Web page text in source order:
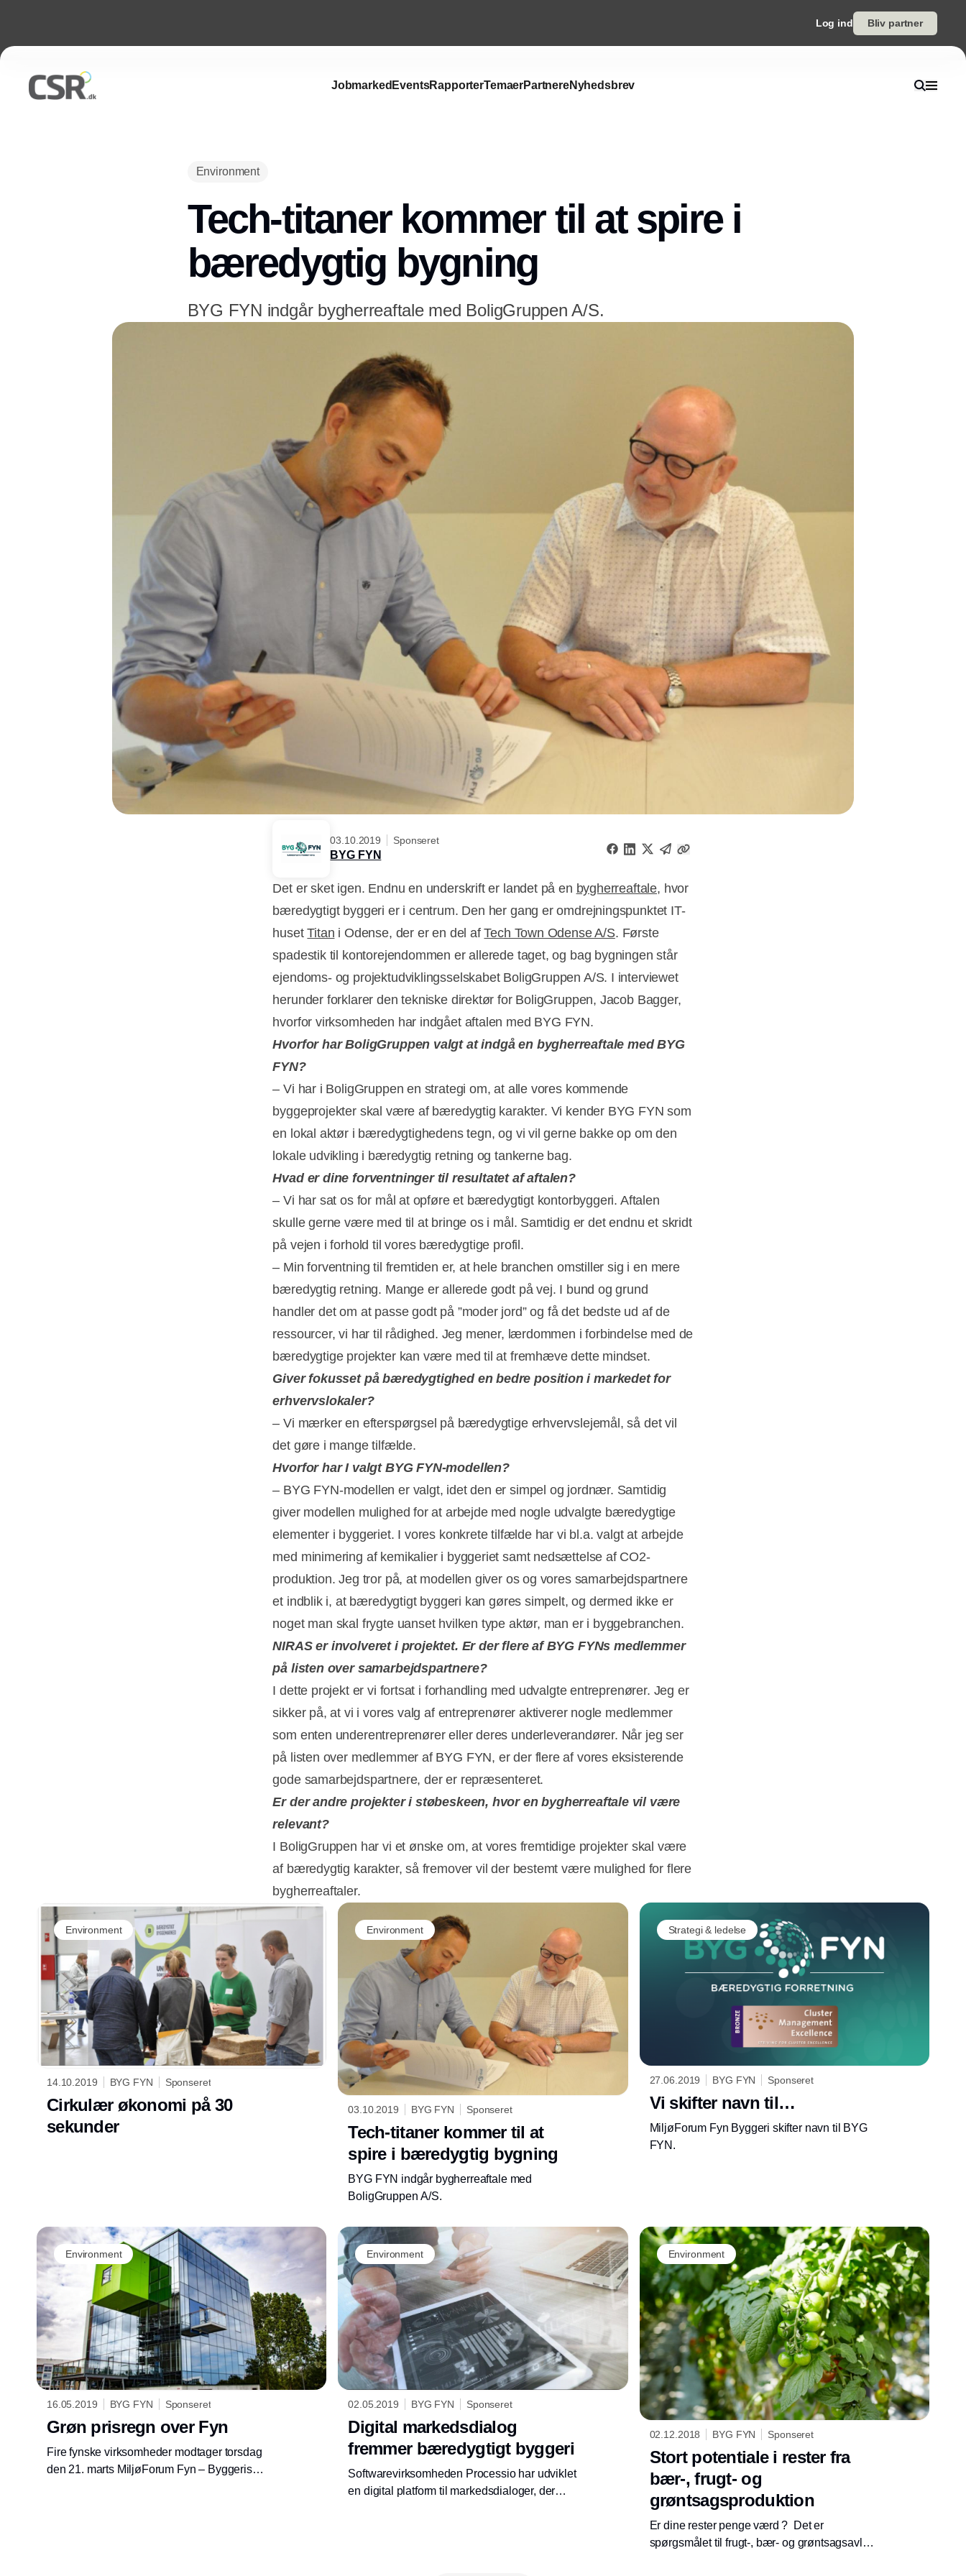
Log ind Bliv partner
Jobmarked EventsRapporterTemaerPartnereNyhedsbrev
Environment
Tech-titaner kommer til at spire i
bæredygtig bygning
BYG FYN indgår bygherreaftale med BoligGruppen A/S.
03.10.2019 Sponseret
BYG FYN
Det er sket igen. Endnu en underskrift er landet på en bygherreaftale, hvor
bæredygtigt byggeri er i centrum. Den her gang er omdrejningspunktet IT-
husetTitan i Odense, der er en del afTech Town Odense A/S. Første
spadestik til kontorejendommen er allerede taget, og bag bygningen står
ejendoms- og projektudviklingsselskabet BoligGruppen A/S. I interviewet
herunder forklarer den tekniske direktør for BoligGruppen, Jacob Bagger,
hvorfor virksomheden har indgået aftalen med BYG FYN.
Hvorfor har BoligGruppen valgt at indgå en bygherreaftale med BYG
FYN?
– Vi har i BoligGruppen en strategi om, at alle vores kommende
byggeprojekter skal være af bæredygtig karakter. Vi kender BYG FYN som
en lokal aktør i bæredygtighedens tegn, og vi vil gerne bakke op om den
lokale udvikling i bæredygtig retning og tankerne bag.
Hvad er dine forventninger til resultatet af aftalen?
– Vi har sat os for mål at opføre et bæredygtigt kontorbyggeri. Aftalen
skulle gerne være med til at bringe os i mål. Samtidig er det endnu et skridt
på vejen i forhold til vores bæredygtige profil.
– Min forventning til fremtiden er, at hele branchen omstiller sig i en mere
bæredygtig retning. Mange er allerede godt på vej. I bund og grund
handler det om at passe godt på ”moder jord” og få det bedste ud af de
ressourcer, vi har til rådighed. Jeg mener, lærdommen i forbindelse med de
bæredygtige projekter kan være med til at fremhæve dette mindset.
Giver fokusset på bæredygtighed en bedre position i markedet for
erhvervslokaler?
– Vi mærker en efterspørgsel på bæredygtige erhvervslejemål, så det vil
det gøre i mange tilfælde.
Hvorfor har I valgt BYG FYN-modellen?
– BYG FYN-modellen er valgt, idet den er simpel og jordnær. Samtidig
giver modellen mulighed for at arbejde med nogle udvalgte bæredygtige
elementer i byggeriet. I vores konkrete tilfælde har vi bl.a. valgt at arbejde
med minimering af kemikalier i byggeriet samt nedsættelse af CO2-
produktion. Jeg tror på, at modellen giver os og vores samarbejdspartnere
et indblik i, at bæredygtigt byggeri kan gøres simpelt, og dermed ikke er
noget man skal frygte uanset hvilken type aktør, man er i byggebranchen.
NIRAS er involveret i projektet. Er der flere af BYG FYNs medlemmer
på listen over samarbejdspartnere?
I dette projekt er vi fortsat i forhandling med udvalgte entreprenører. Jeg er
sikker på, at vi i vores valg af entreprenører aktiverer nogle medlemmer
som enten underentreprenører eller deres underleverandører. Når jeg ser
på listen over medlemmer af BYG FYN, er der flere af vores eksisterende
gode samarbejdspartnere, der er repræsenteret.
Er der andre projekter i støbeskeen, hvor en bygherreaftale vil være
relevant?
I BoligGruppen har vi et ønske om, at vores fremtidige projekter skal være
af bæredygtig karakter, så fremover vil der bestemt være mulighed for flere
bygherreaftaler.
Environment
14.10.2019 BYG FYN Sponseret
Cirkulær økonomi på 30
sekunder
Environment
03.10.2019 BYG FYN Sponseret
Tech-titaner kommer til at
spire i bæredygtig bygning
BYG FYN indgår bygherreaftale med
BoligGruppen A/S.
Strategi & ledelse
27.06.2019 BYG FYN Sponseret
Vi skifter navn til…
MiljøForum Fyn Byggeri skifter navn til BYG
FYN.
Environment
16.05.2019 BYG FYN Sponseret
Grøn prisregn over Fyn
Fire fynske virksomheder modtager torsdag
den 21. marts MiljøForum Fyn – Byggeris
Environment
02.05.2019 BYG FYN Sponseret
Digital markedsdialog
fremmer bæredygtigt byggeri
Softwarevirksomheden Processio har udviklet
en digital platform til markedsdialoger, der
Environment
02.12.2018 BYG FYN Sponseret
Stort potentiale i rester fra
bær-, frugt- og
grøntsagsproduktion
Er dine rester penge værd ? Det er
spørgsmålet til frugt-, bær- og grøntsagsavlere